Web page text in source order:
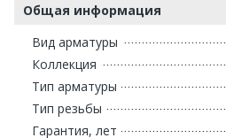
Общая информация
Вид арматуры
Коллекция
Тип арматуры
Тип резьбы
Гарантия, лет